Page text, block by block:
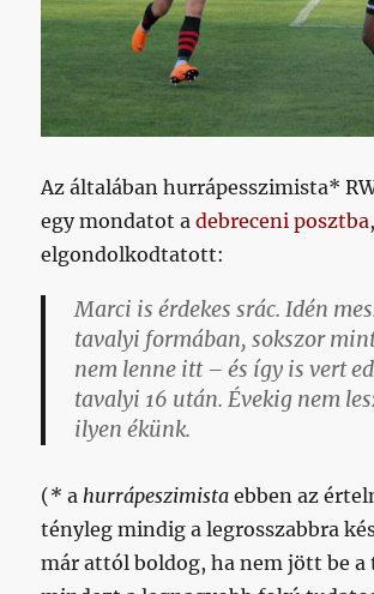
Az általában hurrápesszimista*
egy mondatot adebreceni posztba
elgondolkodtatott:
Marci is érdekes srác. Idén
tavalyi formában, sokszor
nem lenne itt – és így is vert
tavalyi 16 után. Évekig nem
ilyen ékünk.
(*a hurrápeszimistaebben az
tényleg mindig a legrosszabbra
már attól boldog, ha nem jött be a